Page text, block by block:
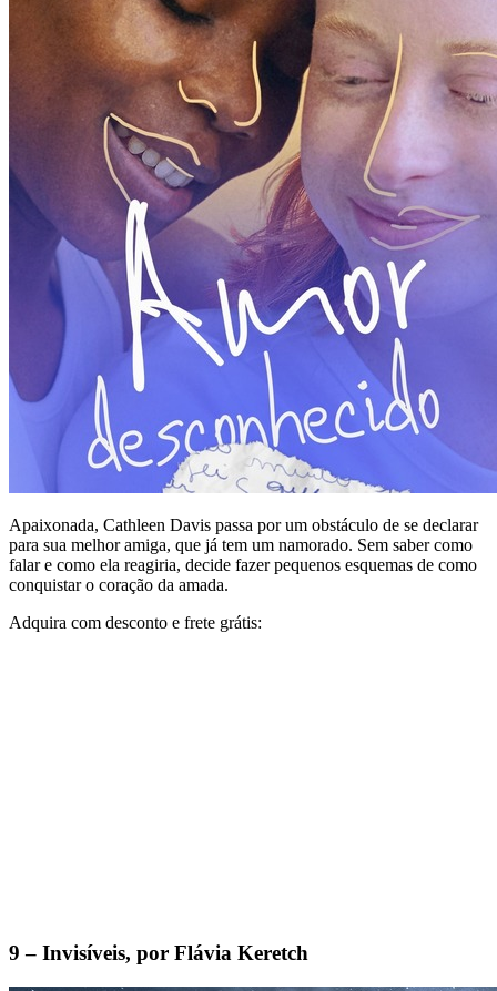
Apaixonada, Cathleen Davis passa por um obstáculo de se declarar
para sua melhor amiga, que já tem um namorado. Sem saber como
falar e como ela reagiria, decide fazer pequenos esquemas de como
conquistar o coração da amada.
Adquira com desconto e frete grátis:
9 – Invisíveis, por Flávia Keretch